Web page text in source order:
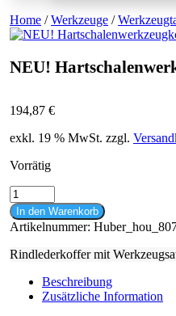
Home /Werkzeuge /
NEU!
194,87 €
exkl. 19 % MwSt. zzgl.
Vorrätig
NEU!
Hartschalenwerkzeugkoffer
mit
ABS
Menge
In den Warenkorb
Artikelnummer:
Rindlederkoffer mit
Beschreibung
Zusätzliche Information